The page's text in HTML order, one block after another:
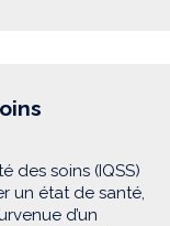
des soins (IQSS)
un état de santé,
d’un